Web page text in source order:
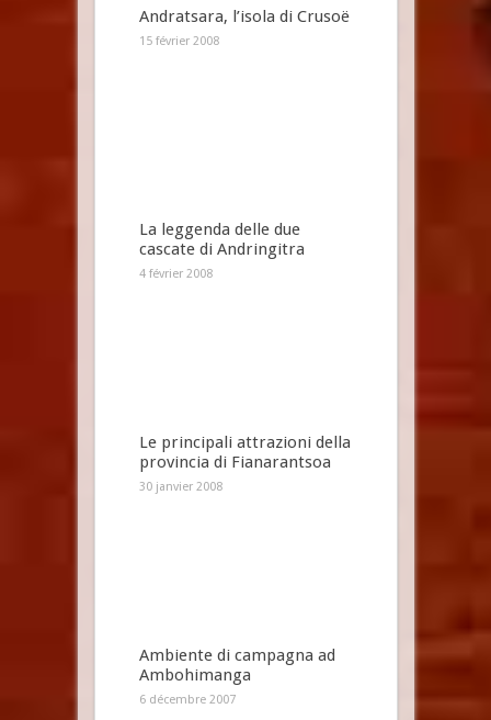
Andratsara, l’isola di Crusoë
15 février 2008
La leggenda delle due
cascate di Andringitra
4 février 2008
Le principali attrazioni della
provincia di Fianarantsoa
30 janvier 2008
Ambiente di campagna ad
Ambohimanga
6 décembre 2007